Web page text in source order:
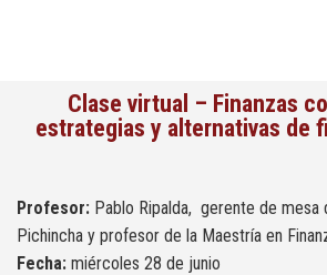
Clase virtual – Finanzas
estrategias y alternativas de
Profesor: Pablo Ripalda, gerente de mesa
Pichincha y profesor de la Maestría en
Fecha: miércoles 28 de junio